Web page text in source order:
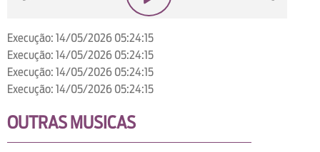
Execução: 14/05/2026 05:24:15
Execução: 14/05/2026 05:24:15
Execução: 14/05/2026 05:24:15
Execução: 14/05/2026 05:24:15
OUTRAS MUSICAS